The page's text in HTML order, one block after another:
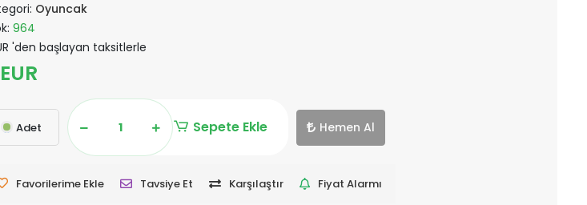
Oyuncak
964
'den başlayan taksitlerle
Adet Sepete Ekle Hemen Al
Favorilerime Ekle Tavsiye Et Karşılaştır Fiyat Alarmı